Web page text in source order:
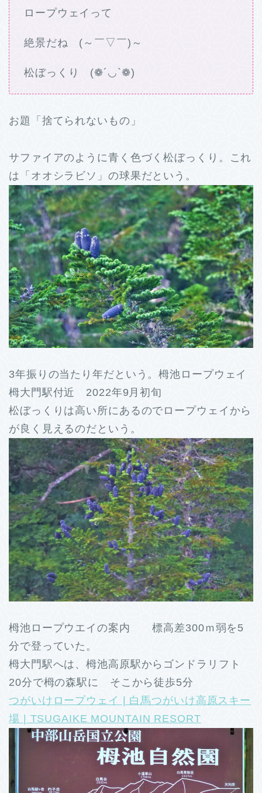
ロープウェイって
絶景だね (～￣▽￣)～
松ぼっくり (❁´◡`❁)
お題「捨てられないもの」
サファイアのように青く色づく松ぼっくり。これ
は「オオシラビソ」の球果だという。
3年振りの当たり年だという。栂池ロープウェイ
栂大門駅付近 2022年9月初旬
松ぼっくりは高い所にあるのでロープウェイから
が良く見えるのだという。
栂池ロープウエイの案内 標高差300ｍ弱を5
分で登っていた。
栂大門駅へは、栂池高原駅からゴンドラリフト
20分で栂の森駅に そこから徒歩5分
つがいけロープウェイ | 白馬つがいけ高原スキー
場 | TSUGAIKE MOUNTAIN RESORT